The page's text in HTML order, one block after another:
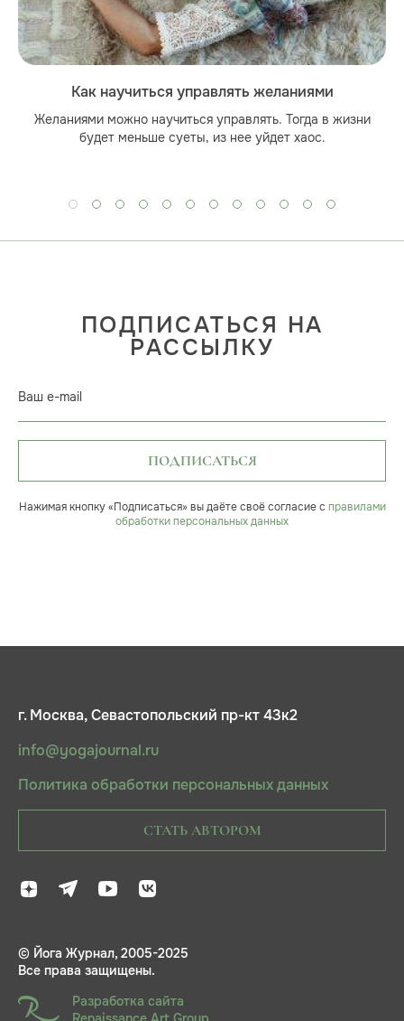
Как научиться управлять желаниями
Желаниями можно научиться управлять. Тогда в жизни
будет меньше суеты, из нее уйдет хаос.
ПОДПИСАТЬСЯ НА
РАССЫЛКУ
Ваш e-mail
ПОДПИСАТЬСЯ
Нажимая кнопку «Подписаться» вы даёте своё согласие с правилами
обработки персональных данных
г. Москва, Севастопольский пр-кт 43к2
info@yogajournal.ru
Политика обработки персональных данных
СТАТЬ АВТОРОМ
© Йога Журнал, 2005-2025
Все права защищены.
Разработка сайта